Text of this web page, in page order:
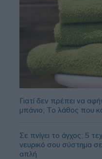
Γιατί δεν πρέπει να
μπάνιο; Το λάθος που
Σε πνίγει το άγχος; 5
νευρικό σου σύστημα
απλή